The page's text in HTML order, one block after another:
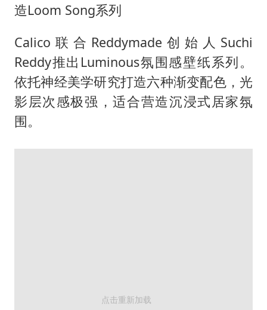
造Loom Song系列
Calico联合Reddymade创始人Suchi
Reddy推出Luminous氛围感壁纸系列。
依托神经美学研究打造六种渐变配色，光
影层次感极强，适合营造沉浸式居家氛
围。